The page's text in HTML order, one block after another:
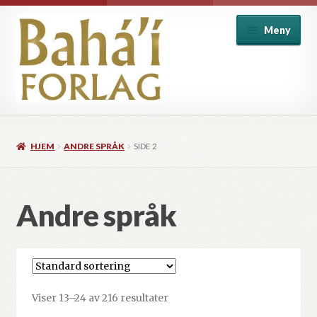
Hopp
til
navigasjon
Hopp
til
innhold
Meny
Historie og biografi
HJEM ANDRE SPRÅK SIDE 2
Andre språk
Viser 13–24 av 216 resultater